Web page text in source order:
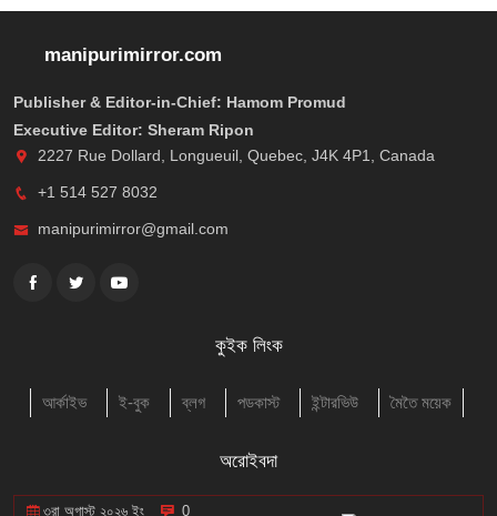
manipurimirror.com
Publisher & Editor-in-Chief: Hamom Promud
Executive Editor: Sheram Ripon
2227 Rue Dollard, Longueuil, Quebec, J4K 4P1, Canada
+1 514 527 8032
manipurimirror@gmail.com
কুইক লিংক
আর্কাইভ ই-বুক ব্লগ পডকাস্ট ইন্টারভিউ মৈতৈ ময়েক
অরোইবদা
৩রা অগাস্ট ২০২৬ ইং 0